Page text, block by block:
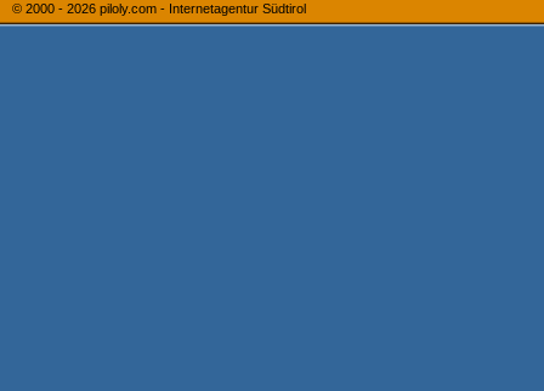
© 2000 - 2026 piloly.com - Internetagentur Südtirol